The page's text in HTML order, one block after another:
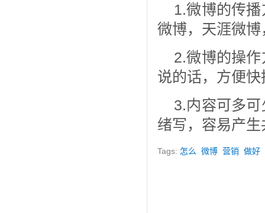
1.微博的传
微博，天涯微
2.微博的操
说的话，方便快
3.内容可多
绪写，容易产生
Tags: 怎么 微博 营销 做好